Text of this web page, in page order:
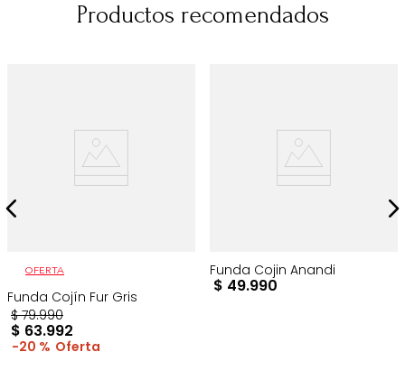
Productos recomendados
OFERTA
Funda Cojín Fur Gris
$ 79.990
$ 63.992
20 %
Funda Cojin Anandi
$ 49.990